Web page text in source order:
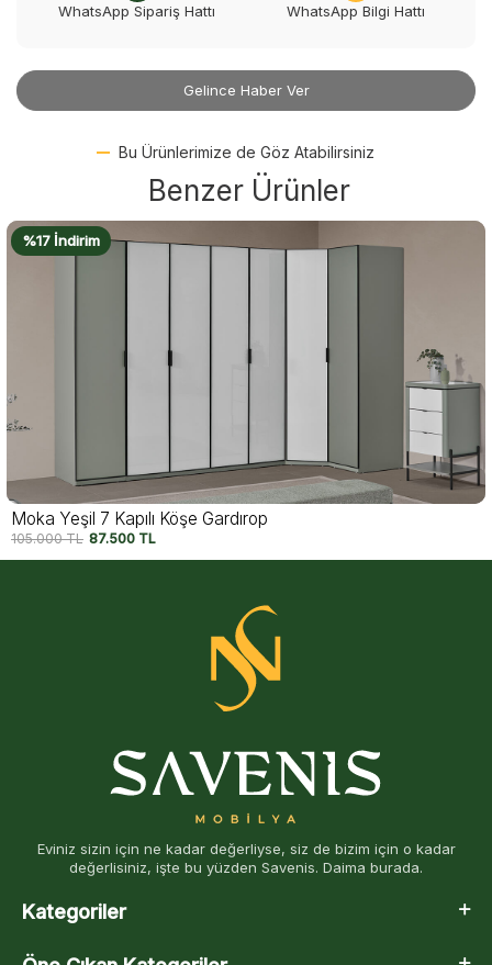
WhatsApp Sipariş Hattı WhatsApp Bilgi Hattı
Gelince Haber Ver
Bu Ürünlerimize de Göz Atabilirsiniz
Benzer Ürünler
%17 İndirim
Moka Yeşil 7 Kapılı Köşe Gardırop
105.000TL 87.500 TL
Eviniz sizin için ne kadar değerliyse, siz de bizim için o kadar
değerlisiniz, işte bu yüzden Savenis. Daima burada.
Kategoriler